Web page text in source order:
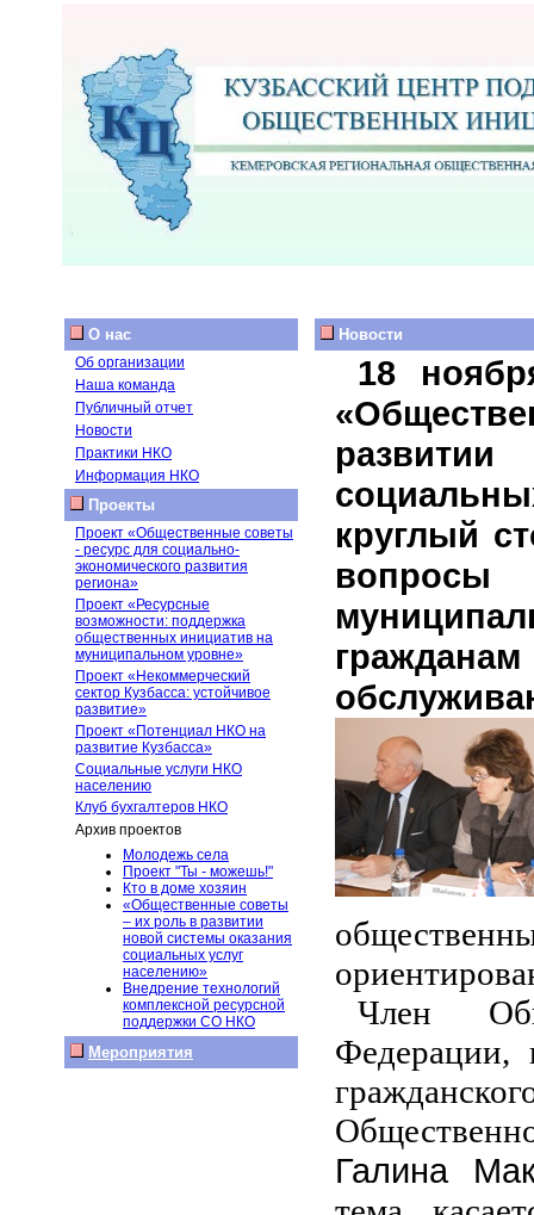
О нас
Об организации
Наша команда
Публичный отчет
Новости
Практики НКО
Информация НКО
Проекты
Проект «Общественные советы
- ресурс для социально-
экономического развития
региона»
Проект «Ресурсные
возможности: поддержка
общественных инициатив на
муниципальном уровне»
Проект «Некоммерческий
сектор Кузбасса: устойчивое
развитие»
Проект «Потенциал НКО на
развитие Кузбасса»
Социальные услуги НКО
населению
Клуб бухгалтеров НКО
Архив проектов
Молодежь села
Проект "Ты - можешь!"
Кто в доме хозяин
«Общественные советы
– их роль в развитии
новой системы оказания
социальных услуг
населению»
Внедрение технологий
комплексной ресурсной
поддержки СО НКО
Мероприятия
Новости
18
круглый
вопросы
Член
Федерации,
Галина